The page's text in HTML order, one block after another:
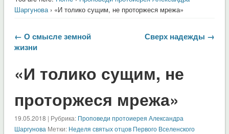
Шаргунова› «И толико сущим, не проторжеся мрежа»
← О смысле земной
жизни
Сверх надежды →
«И толико сущим, не
проторжеся мрежа»
19.05.2018 | Рубрика: Проповеди протоиерея Александра
Шаргунова Метки: Неделя святых отцов Первого Вселенского